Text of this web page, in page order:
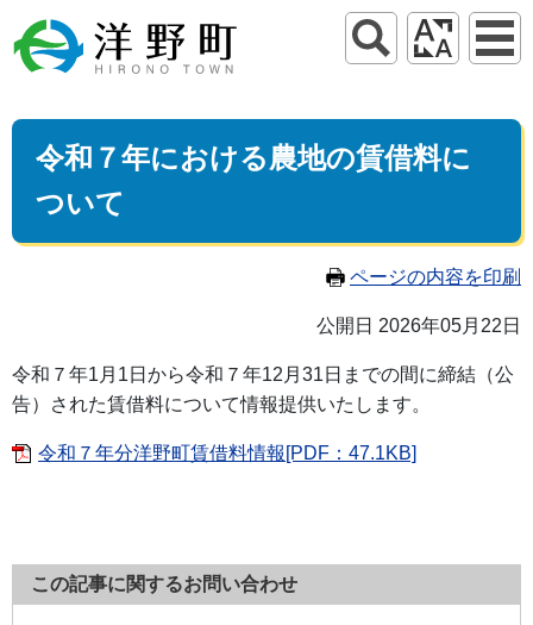
令和７年における農地の賃借料に
ついて
ページの内容を印刷
公開日 2026年05月22日
令和７年1 月 1 日から令和７年12 月 31 日までの間に締結（公
告）された賃借料について情報提供いたします。
令和７年分洋野町賃借料情報[PDF：47.1KB]
この記事に関するお問い合わせ